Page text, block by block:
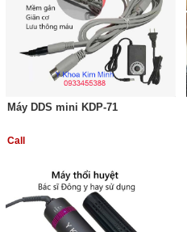
Máy DDS mini KDP-71
Call